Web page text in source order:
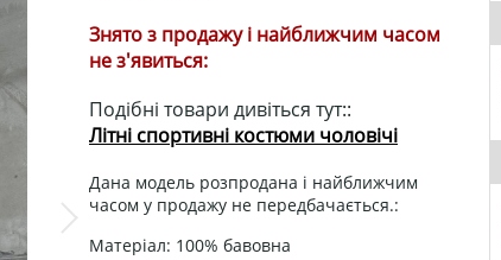
Знято з продажу і найближчим часом
не з'явиться:
Подібні товари дивіться тут::
Літні спортивні костюми чоловічі
Дана модель розпродана і найближчим
часом у продажу не передбачається.:
Матеріал: 100% бавовна